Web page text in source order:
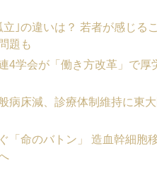
立｣の違いは？ 若者が感じ
題も
4学会が「働き方改革」で
病床減、診療体制維持に東
「命のバトン」 造血幹細胞